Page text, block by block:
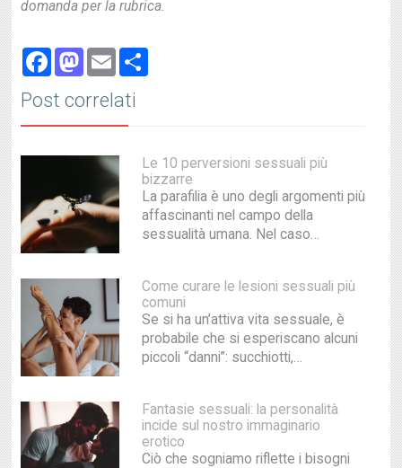
domanda per la rubrica.
Facebook
Mastodon
Email
Post correlati
Le 10 perversioni sessuali più
bizzarre
La parafilia è uno degli argomenti più
affascinanti nel campo della
sessualità umana. Nel caso…
Come curare le lesioni sessuali più
comuni
Se si ha un’attiva vita sessuale, è
probabile che si esperiscano alcuni
piccoli “danni”: succhiotti,…
Fantasie sessuali: la personalità
incide sul nostro immaginario
erotico
Ciò che sogniamo riflette i bisogni